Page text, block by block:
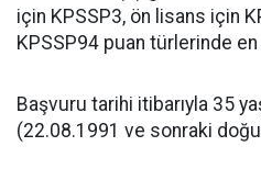
için KPSSP3, ön lisans için
KPSSP94 puan türlerinde
Başvuru tarihi itibarıyla 35
(22.08.1991 ve sonraki